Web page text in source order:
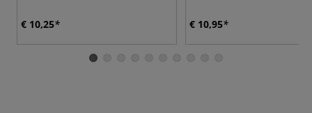
€ 10,25 € 10,95